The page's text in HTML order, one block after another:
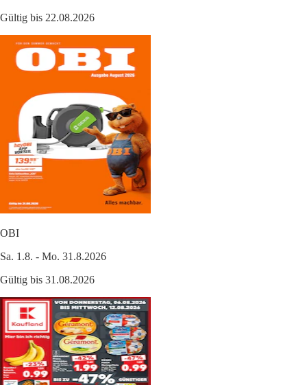
Gültig bis 22.08.2026
OBI
Sa. 1.8. - Mo. 31.8.2026
Gültig bis 31.08.2026